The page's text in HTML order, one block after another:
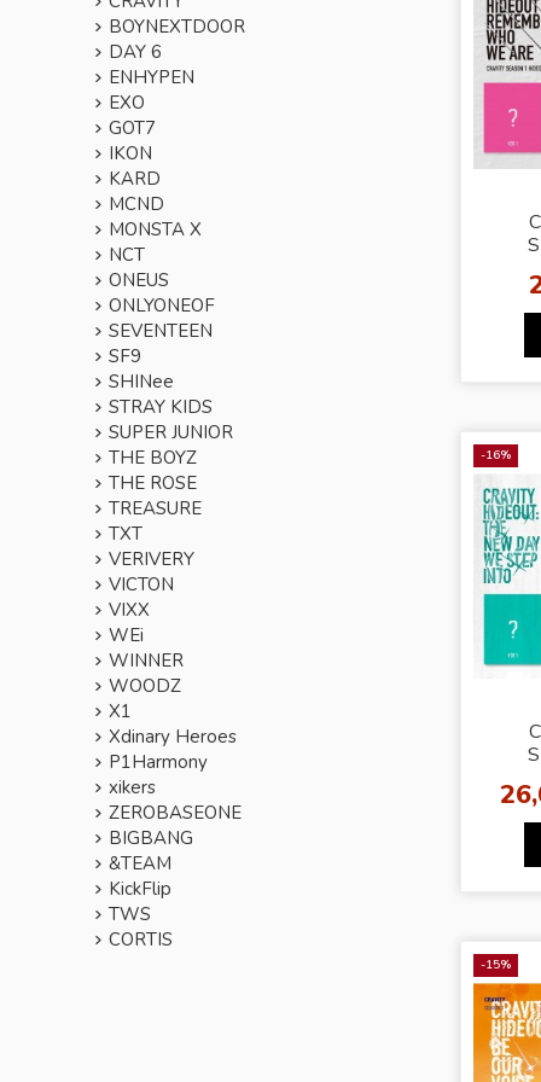
-16%
-15%
BOYNEXTDOOR
DAY 6
ENHYPEN
EXO
GOT7
IKON
KARD
MCND
MONSTA X
NCT
ONEUS
ONLYONEOF
SEVENTEEN
SF9
SHINee
STRAY KIDS
SUPER JUNIOR
THE BOYZ
THE ROSE
TREASURE
TXT
VERIVERY
VICTON
VIXX
WEi
WINNER
WOODZ
X1
Xdinary Heroes
P1Harmony
xikers
ZEROBASEONE
BIGBANG
&TEAM
KickFlip
TWS
CORTIS